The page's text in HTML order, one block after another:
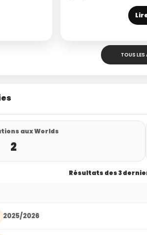
TOUS LES
aux Worlds
2
Résultats des 3
2025/2026